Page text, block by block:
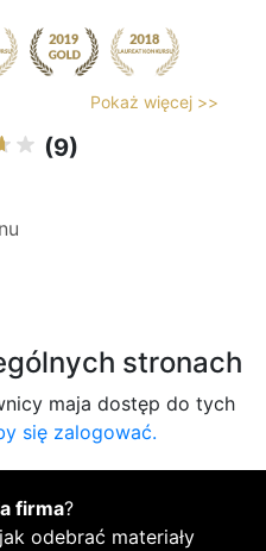
Pokaż więcej >>
(9)
stronach
maja dostęp do tych
się zalogować.
firma?
odebrać materiały